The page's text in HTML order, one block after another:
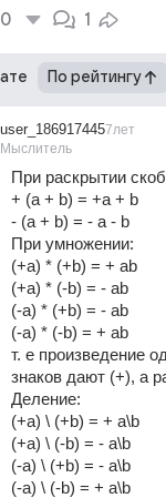
0 1
По рейтингу
user_186917445
Мыслитель
7лет
При раскрытии
+ (a + b) = +a + b
- (a + b) = - a - b
При умножении:
(+a) * (+b) = + ab
(+a) * (-b) = - ab
(-a) * (+b) = - ab
(-a) * (-b) = + ab
т. е произведение
знаков дают (+), а
Деление:
(+a) \ (+b) = + a\b
(+a) \ (-b) = - a\b
(-a) \ (+b) = - a\b
(-a) \ (-b) = + a\b